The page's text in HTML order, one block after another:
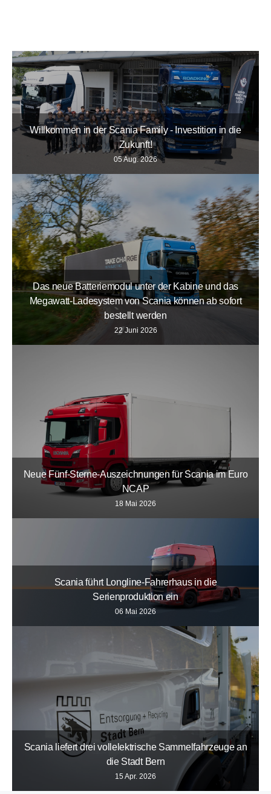
Willkommen in der Scania Family - Investition in die
Zukunft!
05 Aug. 2026
Das neue Batteriemodul unter der Kabine und das
Megawatt-Ladesystem von Scania können ab sofort
bestellt werden
22 Juni 2026
Neue Fünf-Sterne-Auszeichnungen für Scania im Euro
NCAP
18 Mai 2026
Scania führt Longline-Fahrerhaus in die
Serienproduktion ein
06 Mai 2026
Scania liefert drei vollelektrische Sammelfahrzeuge an
die Stadt Bern
15 Apr. 2026